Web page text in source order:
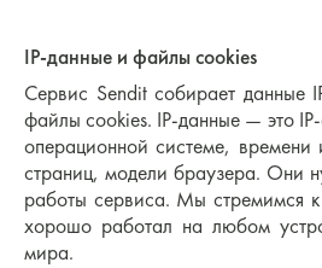
IP-данные и файлы cookies
Сервис Sendit собирает данные
файлы cookies. IP-данные — это
операционной системе, времени
страниц, модели браузера. Они
работы сервиса. Мы стремимся
хорошо работал на любом
мира.